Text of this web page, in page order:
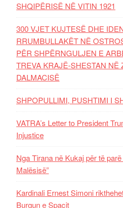
SHQIPËRISË NË VITIN 1921
300 VJET KUJTESË DHE
RRUMBULLAKËT NË
PËR SHPËRNGULJEN E
TREVA KRAJË-SHESTAN NË
DALMACISË
SHPOPULLIMI, PUSHTIMI I
VATRA’s Letter to President
Injustice
Nga Tirana në Kukaj për të parë
Malësisë”
Kardinali Ernest Simoni
Burgun e Spaçit